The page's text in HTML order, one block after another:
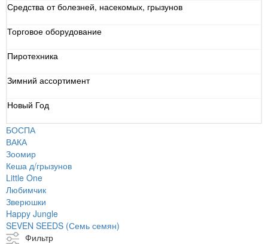
Средства от болезней, насекомых, грызунов
Торговое оборудование
Пиротехника
Зимний ассортимент
Новый Год
БОСПА
ВАКА
Зоомир
Кеша д/грызунов
Little One
Любимчик
Зверюшки
Happy Jungle
SEVEN SEEDS (Семь семян)
Фильтр